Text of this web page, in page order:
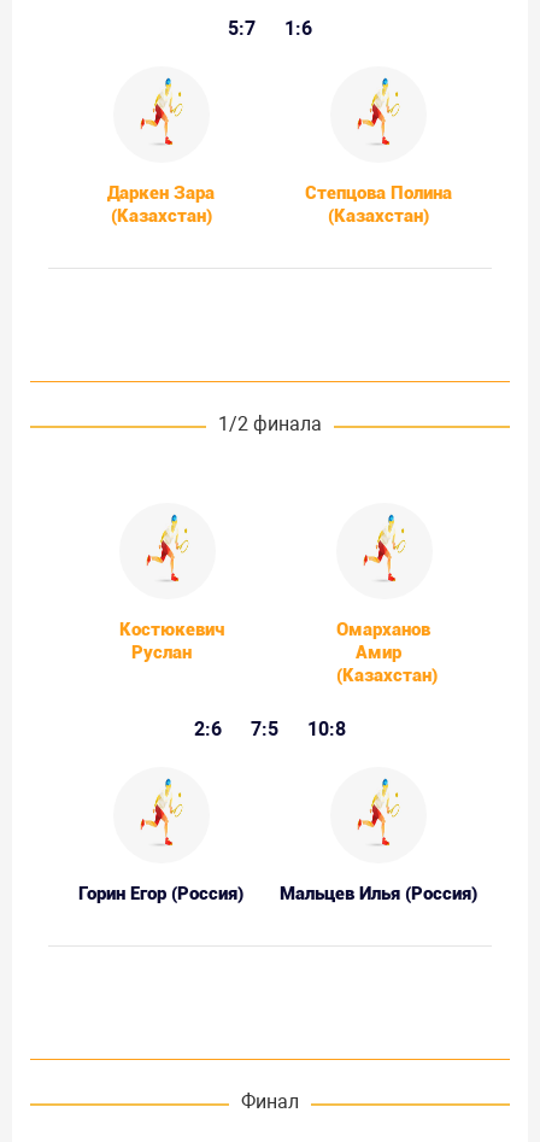
5:7 1:6
Даркен Зара
(Казахстан)
Степцова Полина
(Казахстан)
1/2 финала
Костюкевич
Руслан
Омарханов
Амир
(Казахстан)
2:6 7:5 10:8
Горин Егор (Россия) Мальцев Илья (Россия)
Финал